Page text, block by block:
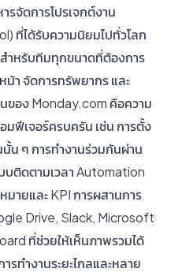
รจัดการโปรเจกต์งาน
ที่ได้รับความนิยมไปทั่วโลก
สำหรับทีมทุกขนาดที่ต้องการ
า จัดการทรัพยากร และ
ของ Monday.com คือความ
มฟีเจอร์ครบครัน เช่น การตั้ง
น ๆ การทำงานร่วมกันผ่าน
บติดตามเวลา Automation
มายและ KPI การผสานการ
Drive, Slack, Microsoft
ที่ช่วยให้เห็นภาพรวมได้
ทำงานระยะไกลและหลาย